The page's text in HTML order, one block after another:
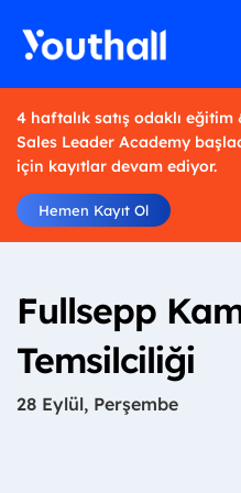
4 haftalık satış odaklı
Sales Leader Academy
için kayıtlar devam ediyor.
Hemen Kayıt Ol
Fullsepp
Temsilciliği
28 Eylül, Perşembe